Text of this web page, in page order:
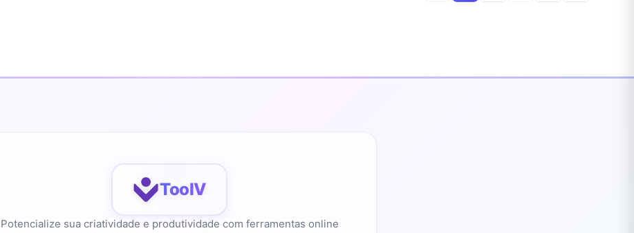
ToolV
Potencialize sua criatividade e produtividade com ferramentas online